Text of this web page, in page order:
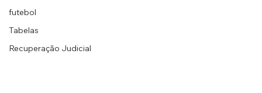
futebol
Tabelas
Recuperação Judicial